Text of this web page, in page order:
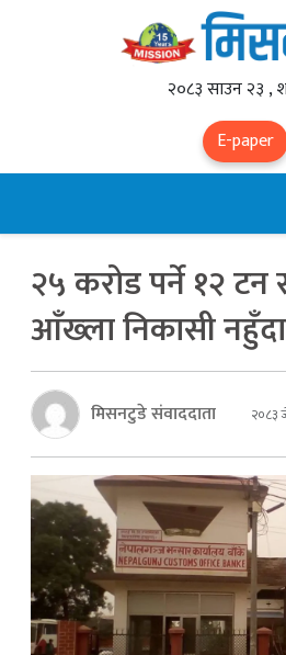
२०८३ साउन २३ ,
E-paper
२५ करोड पर्ने १२
आँख्ला निकासी
मिसनटुडे संवाददाता २०८३